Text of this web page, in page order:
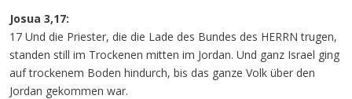
Josua 3,17:
17 Und die Priester, die die Lade des Bundes des HERRN trugen,
standen still im Trockenen mitten im Jordan. Und ganz Israel ging
auf trockenem Boden hindurch, bis das ganze Volk über den
Jordan gekommen war.